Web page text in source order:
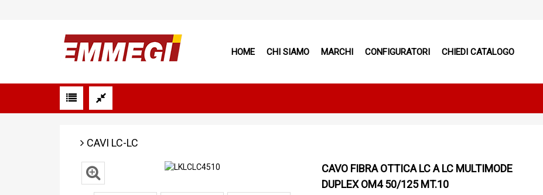
HOME CHI SIAMO MARCHI CONFIGURATORI CHIEDI CATALOGO
CAVI LC-LC
CAVO FIBRA OTTICA LC A LC MULTIMODE
DUPLEX OM4 50/125 MT.10